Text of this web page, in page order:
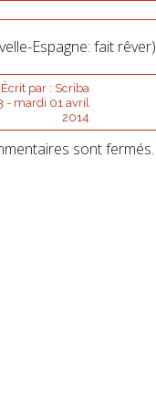
Espagne: fait rêver)
Écrit par : Scriba
- mardi 01 avril
2014
sont fermés.